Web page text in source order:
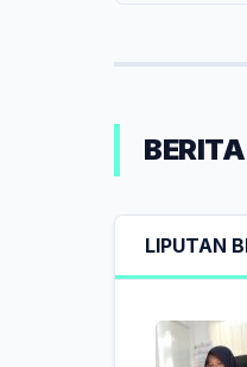
LIPUTAN